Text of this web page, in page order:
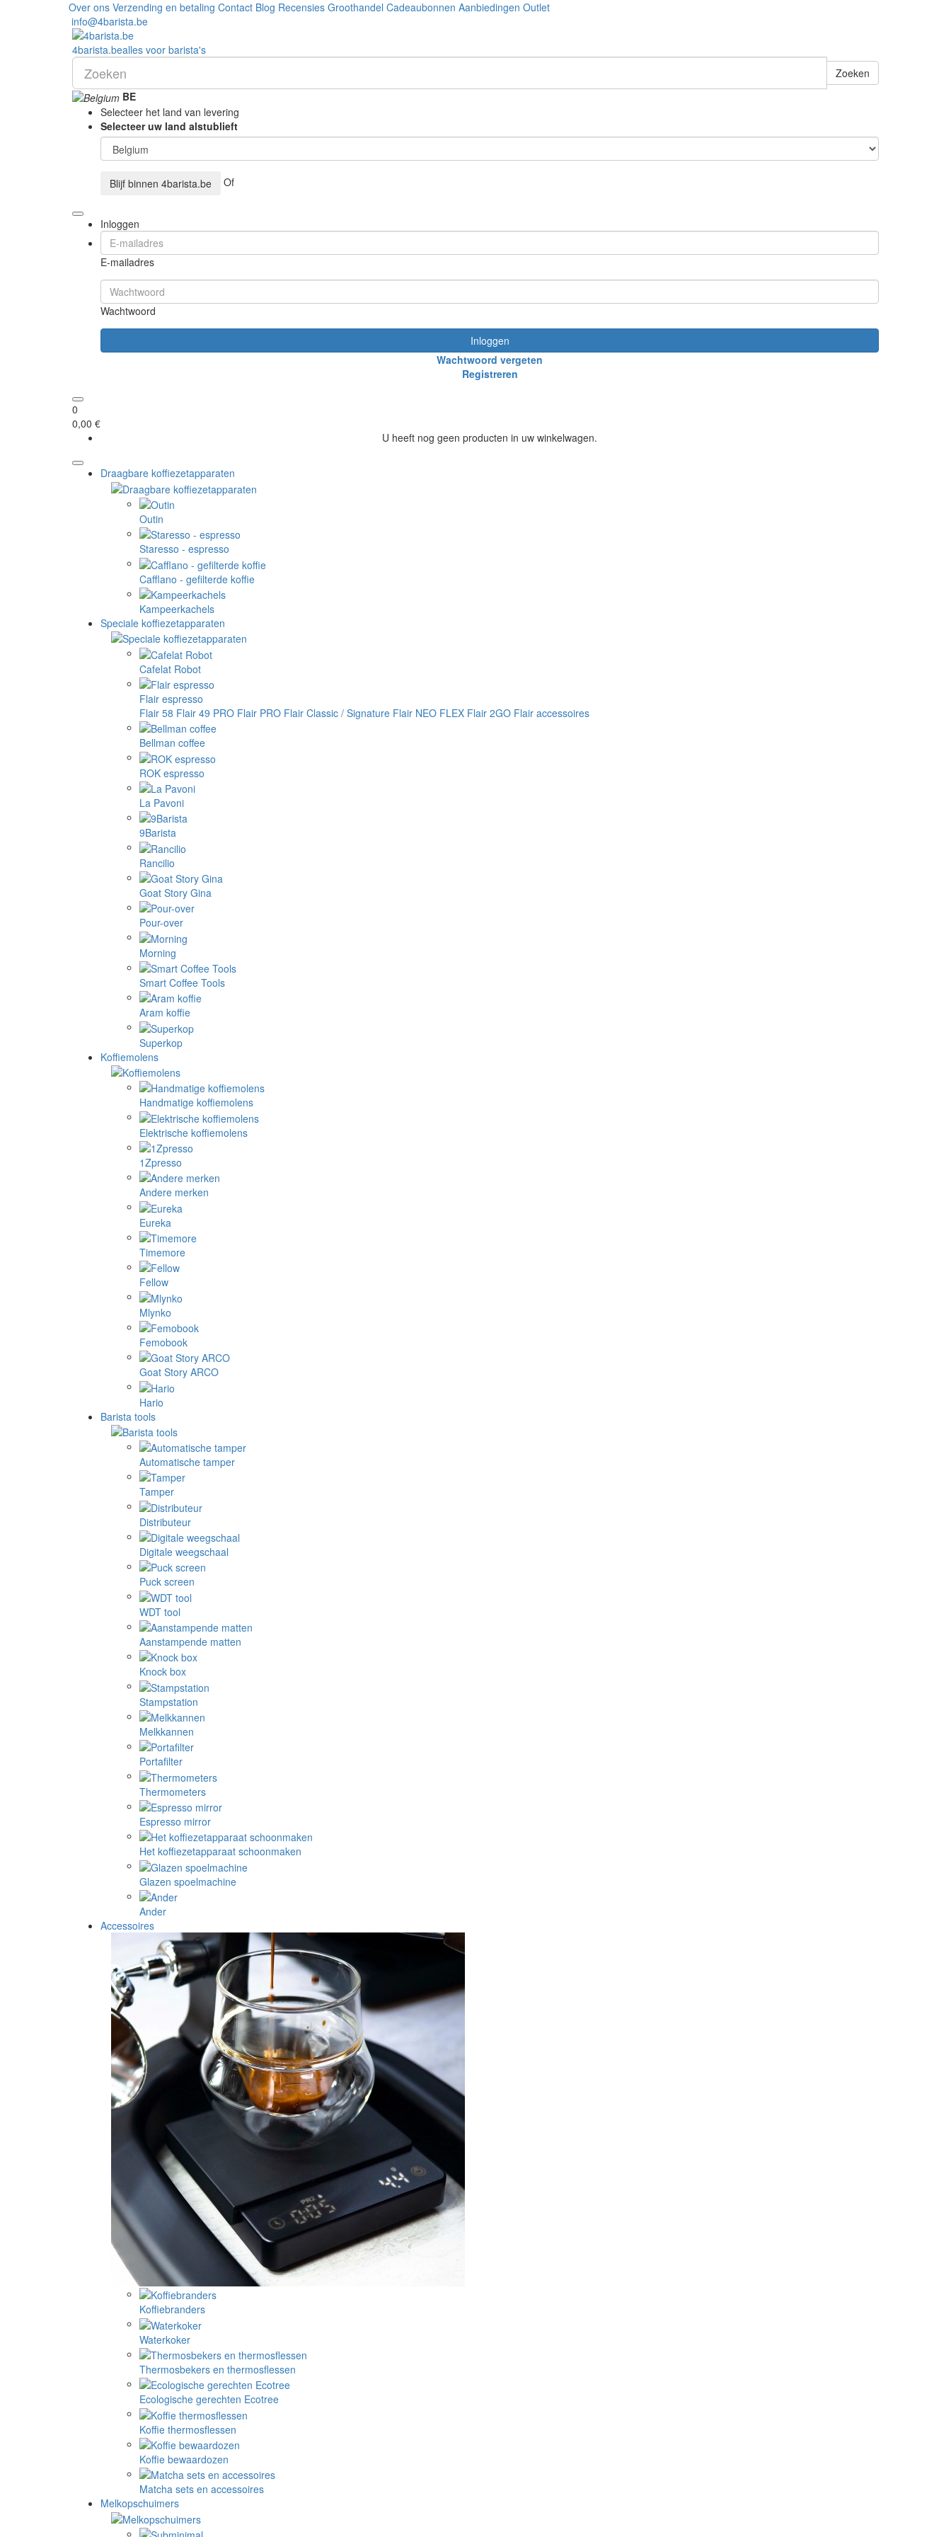
Over ons Verzending en betaling Contact Blog Recensies Groothandel Cadeaubonnen Aanbiedingen Outlet
info@4barista.be
4barista.bealles voor barista's
Zoeken
BE
Selecteer het land van levering
Selecteer uw land alstublieft
Blijf binnen 4barista.be Of
Inloggen
E-mailadres
Wachtwoord
Inloggen
Wachtwoord vergeten
Registreren
0
0,00 €
U heeft nog geen producten in uw winkelwagen.
Draagbare koffiezetapparaten
Outin
Staresso - espresso
Cafflano - gefilterde koffie
Kampeerkachels
Speciale koffiezetapparaten
Cafelat Robot
Flair espresso
Flair 58 Flair 49 PRO Flair PRO Flair Classic / Signature Flair NEO FLEX Flair 2GO Flair accessoires
Bellman coffee
ROK espresso
La Pavoni
9Barista
Rancilio
Goat Story Gina
Pour-over
Morning
Smart Coffee Tools
Aram koffie
Superkop
Koffiemolens
Handmatige koffiemolens
Elektrische koffiemolens
1Zpresso
Andere merken
Eureka
Timemore
Fellow
Mlynko
Femobook
Goat Story ARCO
Hario
Barista tools
Automatische tamper
Tamper
Distributeur
Digitale weegschaal
Puck screen
WDT tool
Aanstampende matten
Knock box
Stampstation
Melkkannen
Portafilter
Thermometers
Espresso mirror
Het koffiezetapparaat schoonmaken
Glazen spoelmachine
Ander
Accessoires
Koffiebranders
Waterkoker
Thermosbekers en thermosflessen
Ecologische gerechten Ecotree
Koffie thermosflessen
Koffie bewaardozen
Matcha sets en accessoires
Melkopschuimers